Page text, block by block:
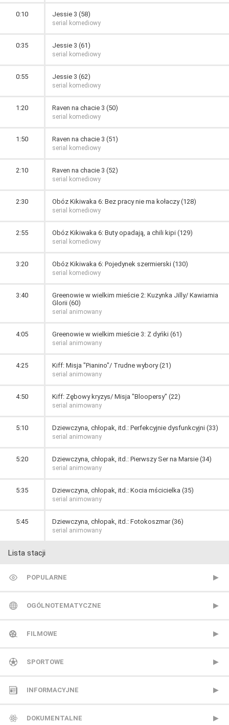
0:10 Jessie 3 (58)
serial komediowy
0:35 Jessie 3 (61)
serial komediowy
0:55 Jessie 3 (62)
serial komediowy
1:20 Raven na chacie 3 (50)
serial komediowy
1:50 Raven na chacie 3 (51)
serial komediowy
2:10 Raven na chacie 3 (52)
serial komediowy
2:30 Obóz Kikiwaka 6: Bez pracy nie ma kołaczy (128)
serial komediowy
2:55 Obóz Kikiwaka 6: Buty opadają, a chili kipi (129)
serial komediowy
3:20 Obóz Kikiwaka 6: Pojedynek szermierski (130)
serial komediowy
3:40
Greenowie w wielkim mieście 2: Kuzynka Jilly/ Kawiarnia
Glorii (60)
serial animowany
4:05 Greenowie w wielkim mieście 3: Z dyńki (61)
serial animowany
4:25 Kiff: Misja "Pianino"/ Trudne wybory (21)
serial animowany
4:50 Kiff: Zębowy kryzys/ Misja "Bloopersy" (22)
serial animowany
5:10 Dziewczyna, chłopak, itd.: Perfekcyjnie dysfunkcyjni (33)
serial animowany
5:20 Dziewczyna, chłopak, itd.: Pierwszy Ser na Marsie (34)
serial animowany
5:35 Dziewczyna, chłopak, itd.: Kocia mścicielka (35)
serial animowany
5:45 Dziewczyna, chłopak, itd.: Fotokoszmar (36)
serial animowany
Lista stacji
POPULARNE
TVP 1
TVP 2
Polsat
TVN
OGÓLNOTEMATYCZNE
Metro TV
Nowa TV
Polonia 1
Polsat 2
FILMOWE
13 Ulica
ale kino+
AMC
SPORTOWE
CANAL+ Extra 1
CANAL+ Extra 2
INFORMACYJNE
Polsat News
DOKUMENTALNE